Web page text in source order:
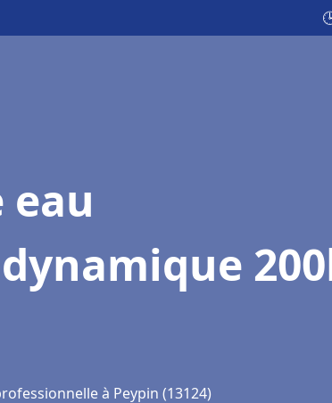
à Peypin (13124)